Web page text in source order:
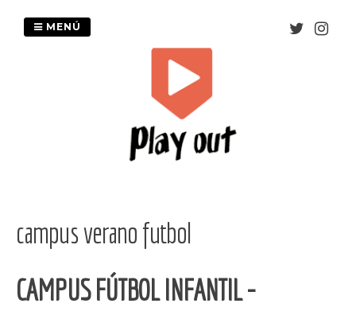
MENÚ
campus verano futbol
CAMPUS FÚTBOL INFANTIL -